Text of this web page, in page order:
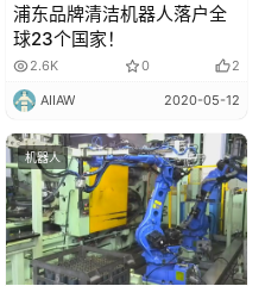
浦东品牌清洁机器人落户全
球23个国家！
2.6K 0 2
AIIAW 2020-05-12
机器人